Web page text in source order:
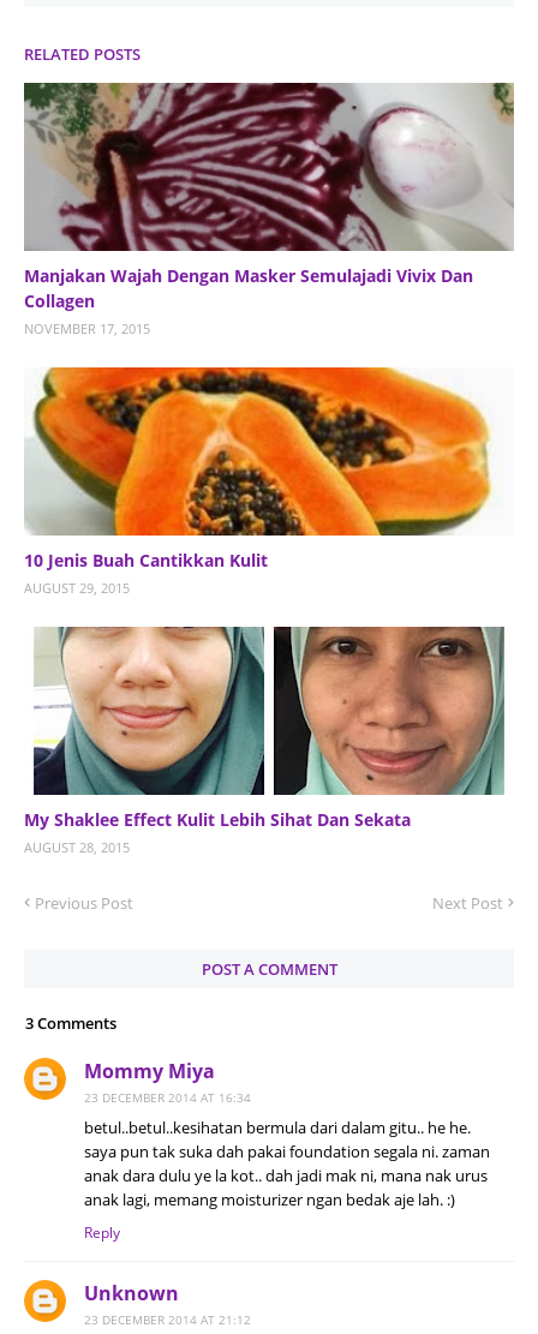
RELATED POSTS
Manjakan Wajah Dengan Masker Semulajadi Vivix Dan
Collagen
NOVEMBER 17, 2015
10 Jenis Buah Cantikkan Kulit
AUGUST 29, 2015
My Shaklee Effect Kulit Lebih Sihat Dan Sekata
AUGUST 28, 2015
Previous Post Next Post
POST A COMMENT
3 Comments
Mommy Miya
23 DECEMBER 2014 AT 16:34
betul..betul..kesihatan bermula dari dalam gitu.. he he.
saya pun tak suka dah pakai foundation segala ni. zaman
anak dara dulu ye la kot.. dah jadi mak ni, mana nak urus
anak lagi, memang moisturizer ngan bedak aje lah. :)
Reply
Unknown
23 DECEMBER 2014 AT 21:12